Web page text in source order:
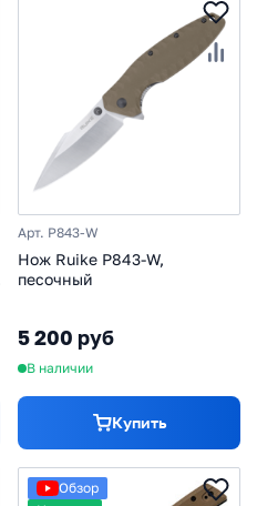
Арт. P843-W
Нож Ruike P843-W,
песочный
5 200 руб
В наличии
Купить
Обзор